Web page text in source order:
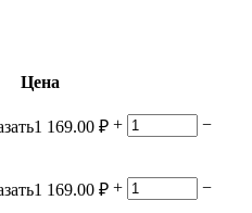
Цена
1 169.00 ₽ + −
1 169.00 ₽ + −